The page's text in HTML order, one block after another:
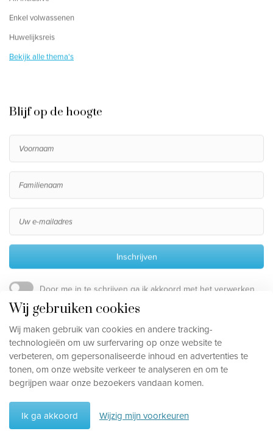
Wij gebruiken cookies
Wij maken gebruik van cookies en andere tracking-
technologieën om uw surfervaring op onze website te
verbeteren, om gepersonaliseerde inhoud en advertenties te
tonen, om onze website verkeer te analyseren en om te
begrijpen waar onze bezoekers vandaan komen.
Ik ga akkoord Wijzig mijn voorkeuren
Enkel volwassenen
Huwelijksreis
Bekijk alle thema's
Blijf op de hoogte
Inschrijven
Door me in te schrijven ga ik akkoord met het verwerken
van mijn persoonsgegevens, die beschreven staan in de
privacy disclaimer.
Privacy disclaimer
Cookievoorkeuren aanpassen